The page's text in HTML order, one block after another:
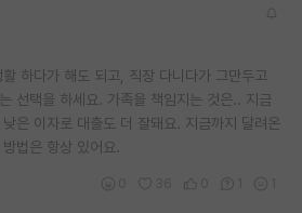
하다가 해도 되고, 직장 다니다가 그만두고
선택을 하세요. 가족을 책임지는 것은.. 지금
은 이자로 대출도 더 잘돼요. 지금까지 달려온
법은 항상 있어요.